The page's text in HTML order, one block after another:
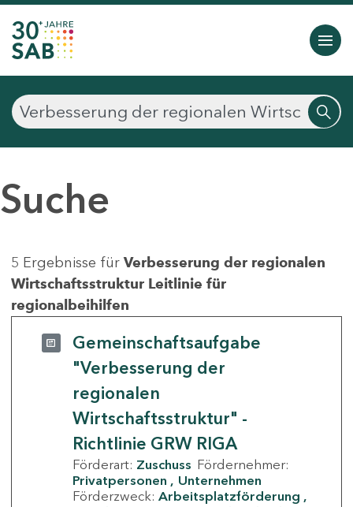
Suche
5 Ergebnisse für Verbesserung der regionalen
Wirtschaftsstruktur Leitlinie für
regionalbeihilfen
Gemeinschaftsaufgabe
"Verbesserung der
regionalen
Wirtschaftsstruktur" -
Richtlinie GRW RIGA
Förderart: Zuschuss Fördernehmer:
Privatpersonen
Unternehmen
Förderzweck: Arbeitsplatzförderung